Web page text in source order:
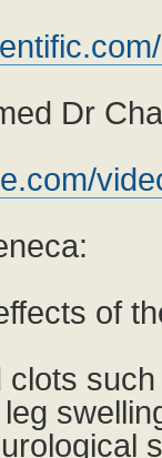
Dr
of
clots